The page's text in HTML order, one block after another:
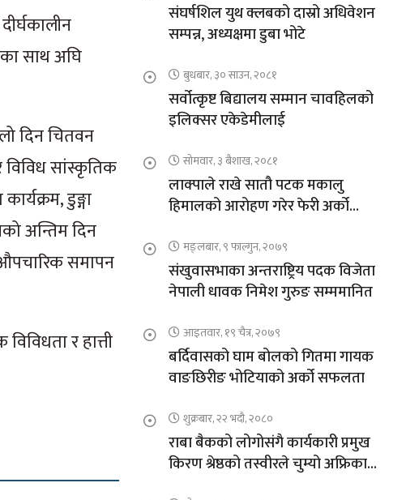
साथ अघि
दिन चितवन
विविध सांस्कृतिक
डुङ्गा
अन्तिम दिन
औपचारिक समापन
र हात्ती
संघर्षशिल युथ क्लबको दास्रो अधिवेशन
सम्पन्न, अध्यक्षमा डुबा भोटे
बुधबार, ३० साउन, २०८१
सर्वोत्कृष्ट बिद्यालय सम्मान चावहिलको
इलिक्सर एकेडेमीलाई
सोमवार, ३ बैशाख, २०८१
लाक्पाले राखे सातौ पटक मकालु
हिमालको आरोहण गरेर फेरी अर्को
मङ्लबार, ९ फाल्गुन, २०७९
संखुवासभाका अन्तराष्ट्रिय पदक विजेता
नेपाली धावक निमेश गुरुङ सम्ममानित
आइतवार, १९ चैत्र, २०७९
बर्दिवासको घाम बोलको गितमा गायक
वाङछिरीङ भोटियाको अर्को सफलता
शुक्रबार, २२ भदौ, २०८०
राबा बैकको लोगोसंगै कार्यकारी प्रमुख
किरण श्रेष्ठको तस्वीरले चुम्यो अफ्रिकाको